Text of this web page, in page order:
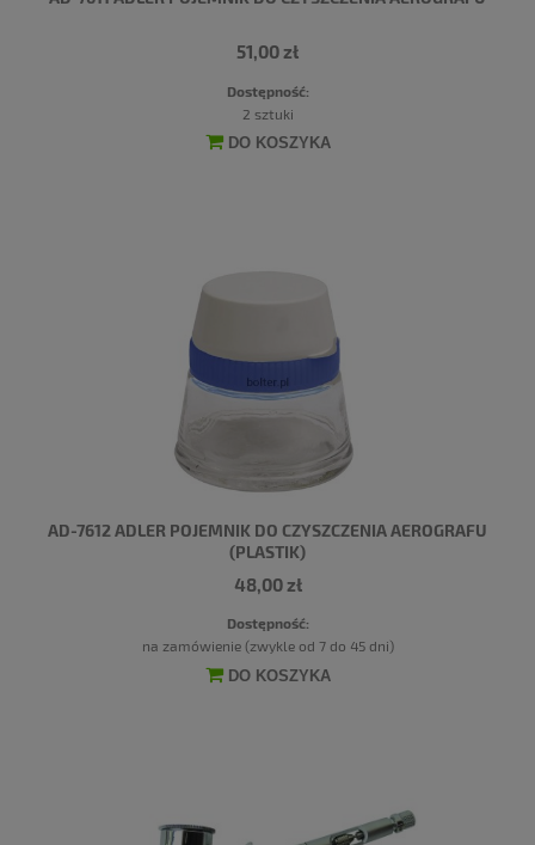
51,00 zł
Dostępność:
2 sztuki
DO KOSZYKA
AD-7612 ADLER POJEMNIK DO CZYSZCZENIA AEROGRAFU
(PLASTIK)
48,00 zł
Dostępność:
na zamówienie (zwykle od 7 do 45 dni)
DO KOSZYKA